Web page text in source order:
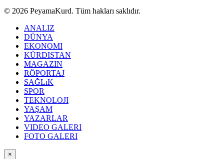
© 2026 PeyamaKurd. Tüm hakları saklıdır.
ANALIZ
DÜNYA
EKONOMI
KÜRDISTAN
MAGAZIN
RÖPORTAJ
SAĞLıK
SPOR
TEKNOLOJI
YAŞAM
YAZARLAR
VIDEO GALERI
FOTO GALERI
×